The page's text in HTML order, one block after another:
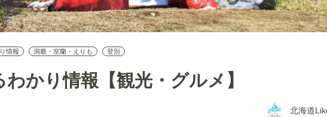
情報 洞爺・室蘭・えりも 登別
かり情報【観光・グルメ】
北海道